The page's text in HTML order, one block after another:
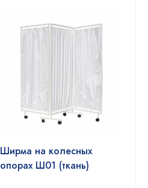
Ширма на колесных
опорах Ш01 (ткань)